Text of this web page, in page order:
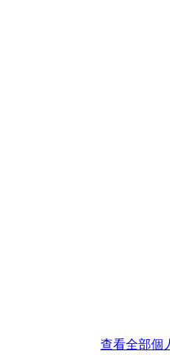
查看全部個